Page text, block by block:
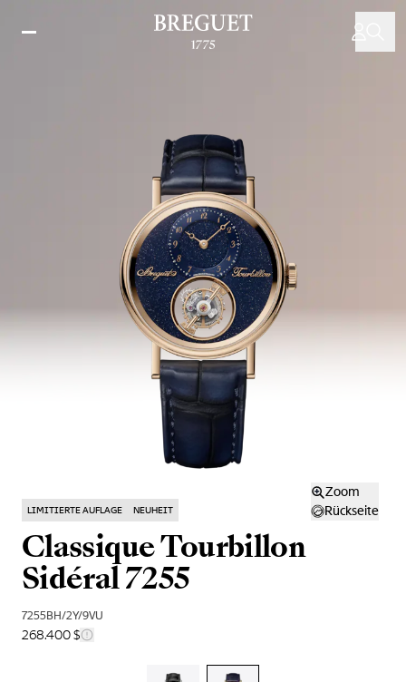
zum
Zoom
Rückseite
LIMITIERTE AUFLAGE NEUHEIT
Classique Tourbillon
Sidéral 7255
7255BH/2Y/9VU
268.400 $